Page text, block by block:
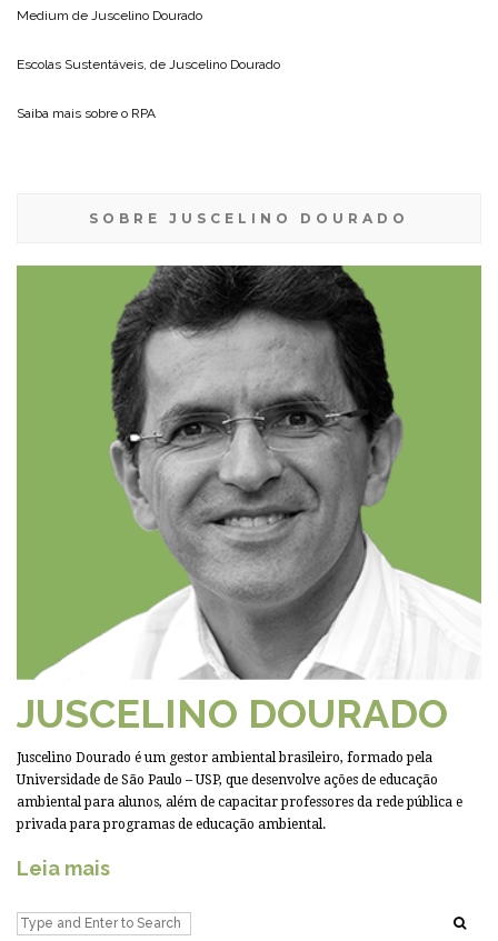
Medium de Juscelino Dourado
Escolas Sustentáveis, de Juscelino Dourado
Saiba mais sobre o RPA
SOBRE JUSCELINO DOURADO
JUSCELINO DOURADO
Juscelino Dourado é um gestor ambiental brasileiro, formado pela
Universidade de São Paulo – USP, que desenvolve ações de educação
ambiental para alunos, além de capacitar professores da rede pública e
privada para programas de educação ambiental.
Leia mais